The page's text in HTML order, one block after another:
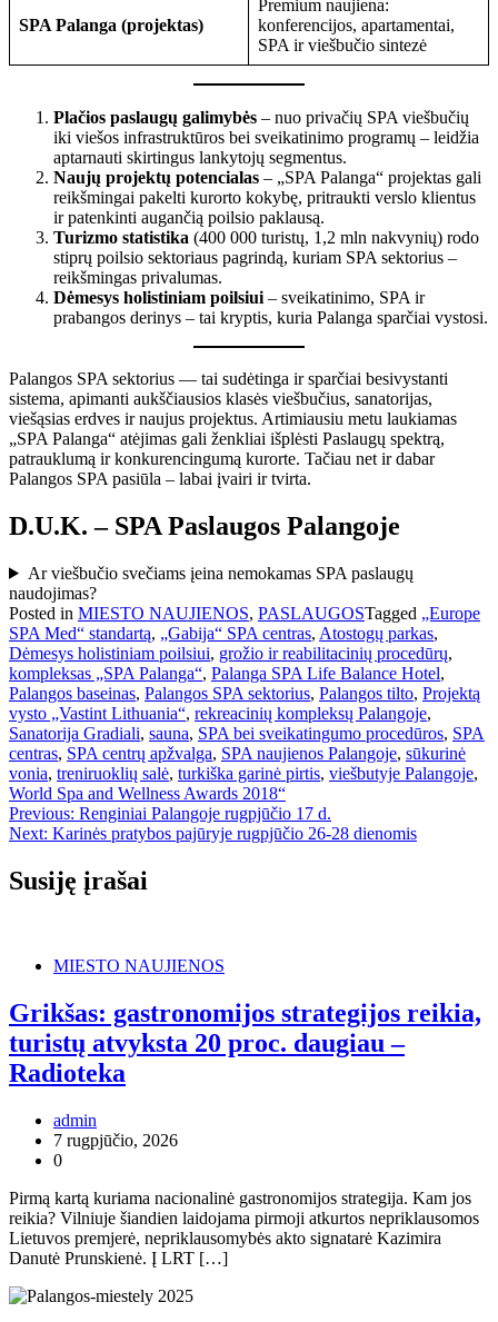
SPA Palanga (projektas)
Premium naujiena:
konferencijos, apartamentai,
SPA ir viešbučio sintezė
Plačios paslaugų galimybės – nuo privačių SPA viešbučių
iki viešos infrastruktūros bei sveikatinimo programų – leidžia
aptarnauti skirtingus lankytojų segmentus.
Naujų projektų potencialas – „SPA Palanga“ projektas gali
reikšmingai pakelti kurorto kokybę, pritraukti verslo klientus
ir patenkinti augančią poilsio paklausą.
Turizmo statistika (400 000 turistų, 1,2 mln nakvynių) rodo
stiprų poilsio sektoriaus pagrindą, kuriam SPA sektorius –
reikšmingas privalumas.
Dėmesys holistiniam poilsiui – sveikatinimo, SPA ir
prabangos derinys – tai kryptis, kuria Palanga sparčiai vystosi.
Palangos SPA sektorius — tai sudėtinga ir sparčiai besivystanti
sistema, apimanti aukščiausios klasės viešbučius, sanatorijas,
viešąsias erdves ir naujus projektus. Artimiausiu metu laukiamas
„SPA Palanga“ atėjimas gali ženkliai išplėsti Paslaugų spektrą,
patrauklumą ir konkurencingumą kurorte. Tačiau net ir dabar
Palangos SPA pasiūla – labai įvairi ir tvirta.
D.U.K. – SPA Paslaugos Palangoje
Ar viešbučio svečiams įeina nemokamas SPA paslaugų
naudojimas?
Posted in MIESTO NAUJIENOS, PASLAUGOSTagged „Europe
SPA Med“ standartą, „Gabija“ SPA centras, Atostogų parkas,
Dėmesys holistiniam poilsiui, grožio ir reabilitacinių procedūrų,
kompleksas „SPA Palanga“, Palanga SPA Life Balance Hotel,
Palangos baseinas, Palangos SPA sektorius, Palangos tilto, Projektą
vysto „Vastint Lithuania“, rekreacinių kompleksų Palangoje,
Sanatorija Gradiali, sauna, SPA bei sveikatingumo procedūros, SPA
centras, SPA centrų apžvalga, SPA naujienos Palangoje, sūkurinė
vonia, treniruoklių salė, turkiška garinė pirtis, viešbutyje Palangoje,
World Spa and Wellness Awards 2018“
Navigacija
tarp
įrašų
Previous: Renginiai Palangoje rugpjūčio 17 d.
Next: Karinės pratybos pajūryje rugpjūčio 26-28 dienomis
Susiję įrašai
MIESTO NAUJIENOS
Grikšas: gastronomijos strategijos reikia,
turistų atvyksta 20 proc. daugiau –
Radioteka
admin
7 rugpjūčio, 2026
0
Pirmą kartą kuriama nacionalinė gastronomijos strategija. Kam jos
reikia? Vilniuje šiandien laidojama pirmoji atkurtos nepriklausomos
Lietuvos premjerė, nepriklausomybės akto signatarė Kazimira
Danutė Prunskienė. Į LRT […]